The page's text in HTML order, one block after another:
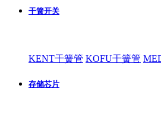
干簧开关
KENT干簧管 KOFU干簧管
存储芯片